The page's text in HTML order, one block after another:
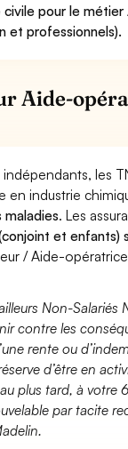
civile pour le
et professionnels).
Aide-
les
en industrie
. Les
et enfants)
/ Aide-
Non-
contre les
rente ou
d’être en
plus tard, à votre
par tacite